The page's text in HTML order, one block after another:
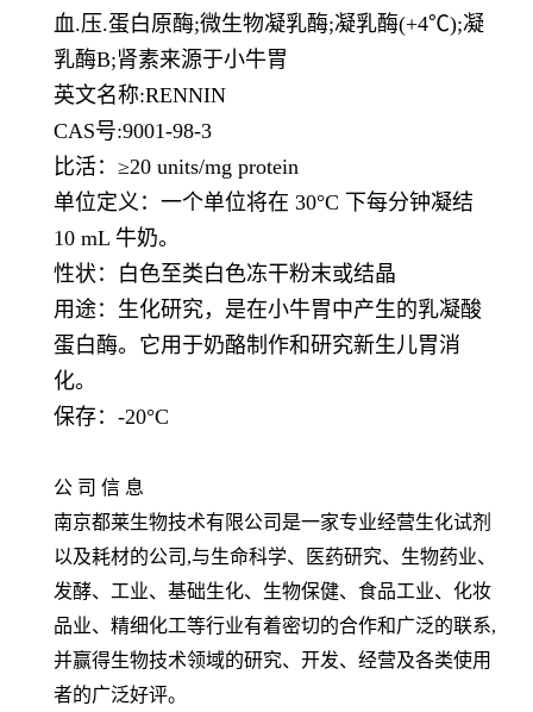
血.压.蛋白原酶;微生物凝乳酶;凝乳酶(+4℃);凝
乳酶B;肾素来源于小牛胃
英文名称:RENNIN
CAS号:9001-98-3
比活：≥20 units/mg protein
单位定义：一个单位将在 30°C
下每分钟凝结
10 mL 牛奶。
性状：白色至类白色冻干粉末或结晶
用途：生化研究，是在小牛胃中产生的乳凝酸
蛋白酶。它用于奶酪制作和研究新生儿胃消
化。
保存：-20°C
公 司 信 息
南京都莱生物技术有限公司是一家专业经营生化试剂
以及耗材的公司 ,与生命科学、医药研究、生物药业、
发酵、工业、基础生化、生物保健、食品工业、化妆
品业、精细化工等行业有着密切的合作和广泛的联系,
并赢得生物技术领域的研究、开发、经营及各类使用
者的广泛好评。